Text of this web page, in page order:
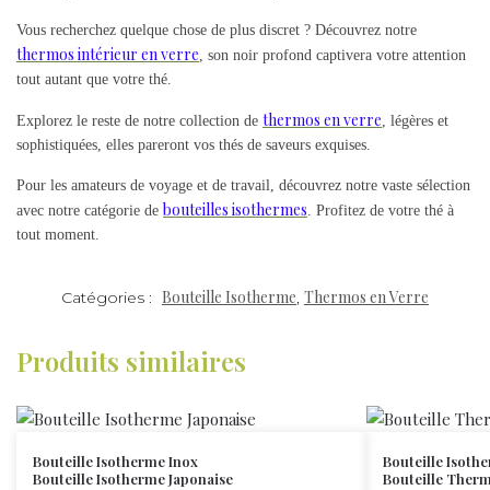
Vous recherchez quelque chose de plus discret ? Découvrez notre
thermos intérieur en verre, son noir profond captivera votre attention
tout autant que votre thé.
Explorez le reste de notre collection de thermos en verre, légères et
sophistiquées, elles pareront vos thés de saveurs exquises.
Pour les amateurs de voyage et de travail, découvrez notre vaste sélection
avec notre catégorie de bouteilles isothermes. Profitez de votre thé à
tout moment.
Catégories : Bouteille Isotherme, Thermos en Verre
Produits similaires
Bouteille Isotherme Inox
Bouteille Isotherme Japonaise
Bouteille
Bouteille